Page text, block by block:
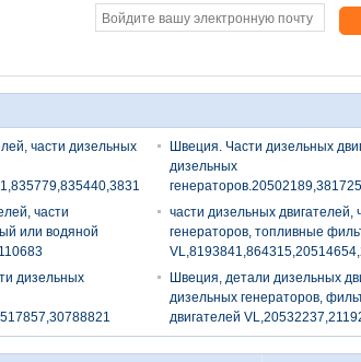
части дизельных
Швеция. Части дизельных
дизельных
части
или водяной
части дизельных двигателей,
генераторов, топливные
дизельных
Швеция, детали дизельных
дизельных генераторов,
двигателей